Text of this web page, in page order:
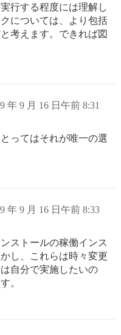
行する程度には理解し
については、より包括
考えます。できれば図
年 9 月 16 日午前 8:31
ってはそれが唯一の選
年 9 月 16 日午前 8:33
ストールの稼働インス
し、これらは時々変更
自分で実施したいの
。